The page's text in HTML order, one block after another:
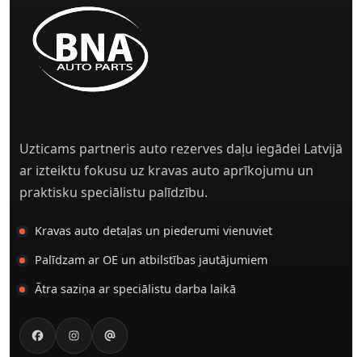
Uzticams partneris auto rezerves daļu iegādei Latvijā
ar izteiktu fokusu uz kravas auto aprīkojumu un
praktisku speciālistu palīdzību.
Kravas auto detaļas un piederumi vienuviet
Palīdzam ar OE un atbilstības jautājumiem
Ātra saziņa ar speciālistu darba laikā